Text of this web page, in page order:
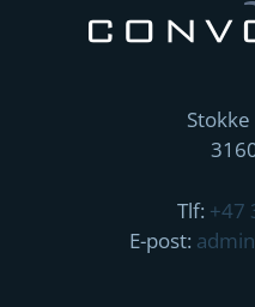
Stokke
Tlf: +47
E-post: